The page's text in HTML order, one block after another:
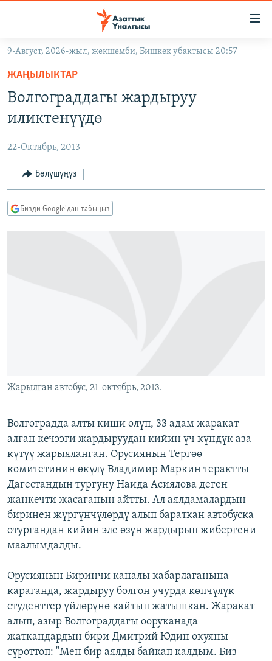
Навигацияга
өтүңүз
Издөөгө
салыңызКЫРГЫЗСТАН
ЭКОНОМИКА
МАДАНИЯТ
БОРБОР АЗИЯ
АТАЙЫН ИЛИКТӨӨ
ТВ ПРОГРАММАЛАР
ЭКСПЕРТТЕР ТАЛДАЙТ
ӨЗГӨЧӨ ПИКИР
9-Август, 2026-жыл, жекшемби, Бишкек убактысы 20:57
ЖАҢЫЛЫКТАР
Волгограддагы жардыруу
иликтенүүдө
22-Октябрь, 2013
Бөлүшүңүз
Бизди Google'дан табыңыз
Жарылган автобус, 21-октябрь, 2013.
Волгоградда алты киши өлүп, 33 адам жаракат
алган кечээги жардыруудан кийин үч күндүк аза
күтүү жарыяланган. Орусиянын Тергөө
комитетинин өкүлү Владимир Маркин терактты
Дагестандын тургуну Наида Асиялова деген
жанкечти жасаганын айтты. Ал аялдамалардын
биринен жүргүнчүлөрдү алып бараткан автобуска
отургандан кийин эле өзүн жардырып жибергени
маалымдалды.
Орусиянын Биринчи каналы кабарлаганына
караганда, жардыруу болгон учурда көпчүлүк
студенттер үйлөрүнө кайтып жатышкан. Жаракат
алып, азыр Волгограддагы ооруканада
жаткандардын бири Дмитрий Юдин окуяны
сүрөттөп: "Мен бир аялды байкап калдым. Биз